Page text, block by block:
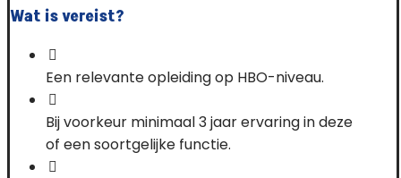
Wat is vereist?
Een relevante opleiding op HBO-niveau.
Bij voorkeur minimaal 3 jaar ervaring in deze
of een soortgelijke functie.